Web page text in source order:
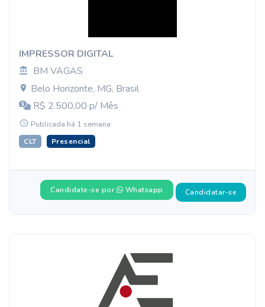
IMPRESSOR DIGITAL
BM VAGAS
Belo Horizonte, MG, Brasil
R$ 2.500,00 p/ Mês
Publicada há 1 semana
CLT Presencial
Candidate-se por Whatsapp Candidatar-se